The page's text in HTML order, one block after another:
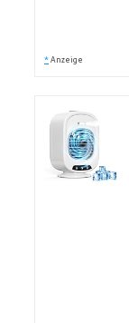
* Anzeige